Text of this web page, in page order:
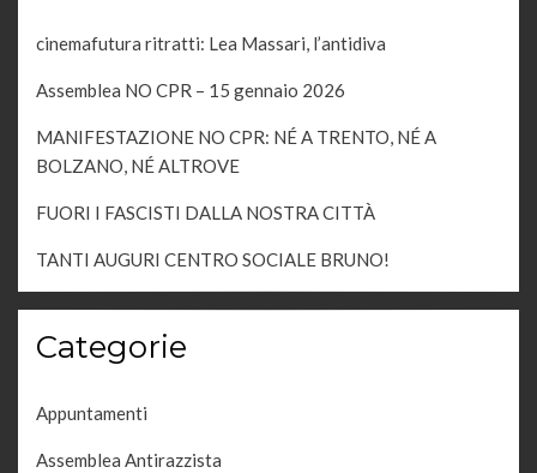
cinemafutura ritratti: Lea Massari, l’antidiva
Assemblea NO CPR – 15 gennaio 2026
MANIFESTAZIONE NO CPR: NÉ A TRENTO, NÉ A
BOLZANO, NÉ ALTROVE
FUORI I FASCISTI DALLA NOSTRA CITTÀ
TANTI AUGURI CENTRO SOCIALE BRUNO!
Categorie
Appuntamenti
Assemblea Antirazzista